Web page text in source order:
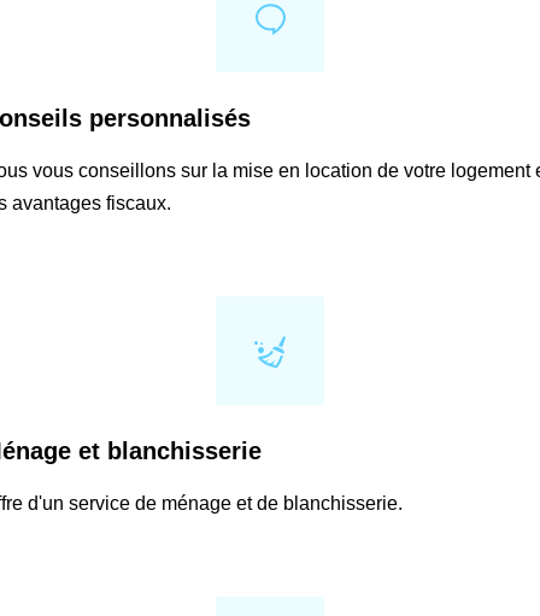
personnalisés
vous conseillons sur la mise en location de votre logement
avantages fiscaux.
et blanchisserie
d'un service de ménage et de blanchisserie.